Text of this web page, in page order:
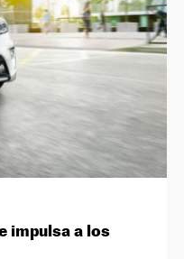
impulsa a los